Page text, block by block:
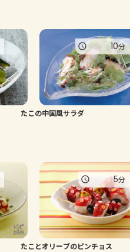
たこの中国風サラダ
10分
たことオリーブのピンチョス
5分